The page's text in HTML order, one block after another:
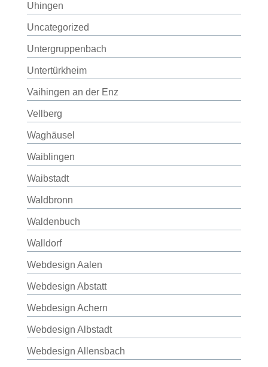
Uhingen
Uncategorized
Untergruppenbach
Untertürkheim
Vaihingen an der Enz
Vellberg
Waghäusel
Waiblingen
Waibstadt
Waldbronn
Waldenbuch
Walldorf
Webdesign Aalen
Webdesign Abstatt
Webdesign Achern
Webdesign Albstadt
Webdesign Allensbach